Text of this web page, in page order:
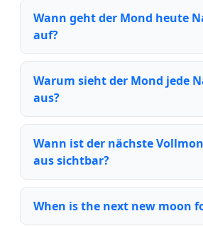
Wann geht der Mond heute
auf?
Warum sieht der Mond jede
aus?
Wann ist der nächste
aus sichtbar?
When is the next new moon